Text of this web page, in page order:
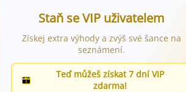
Staň se VIP uživatelem
Získej extra výhody a zvýš své šance na
seznámení.
Teď můžeš získat 7 dní VIP
zdarma!